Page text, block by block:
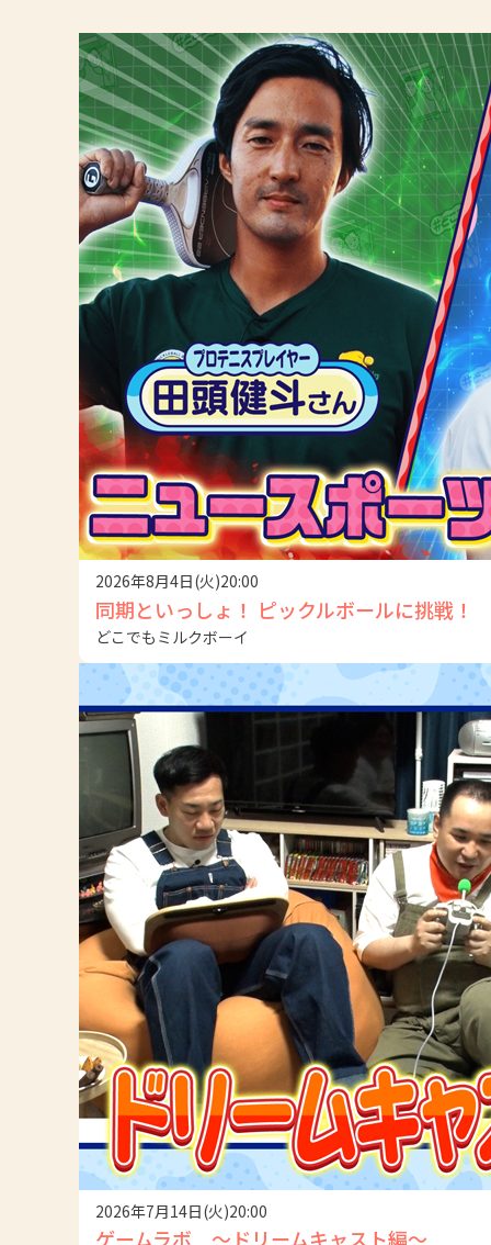
2026年8月4日(火)20:00
同期といっしょ！ ピックルボールに挑戦！
どこでもミルクボーイ
2026年7月14日(火)20:00
ゲームラボ ～ドリームキャスト編～